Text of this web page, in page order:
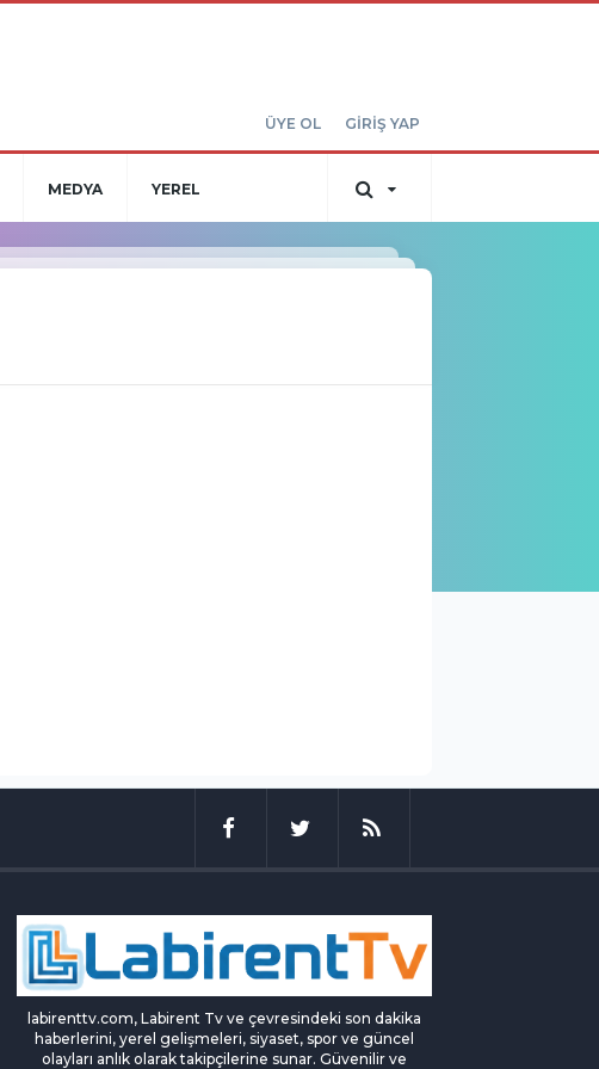
ÜYE OL GİRİŞ YAP
MEDYA YEREL
labirenttv.com, Labirent Tv ve çevresindeki son dakika
haberlerini, yerel gelişmeleri, siyaset, spor ve güncel
olayları anlık olarak takipçilerine sunar. Güvenilir ve